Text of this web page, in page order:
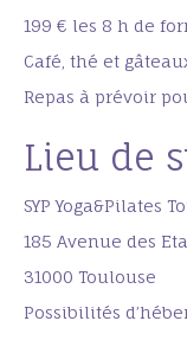
199 € les 8 h de
Café, thé et
Repas à prévoir
Lieu de
SYP Yoga&Pilates
185 Avenue des
31000 Toulouse
Possibilités